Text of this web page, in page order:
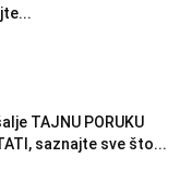
TAJNU PORUKU
saznajte sve što...